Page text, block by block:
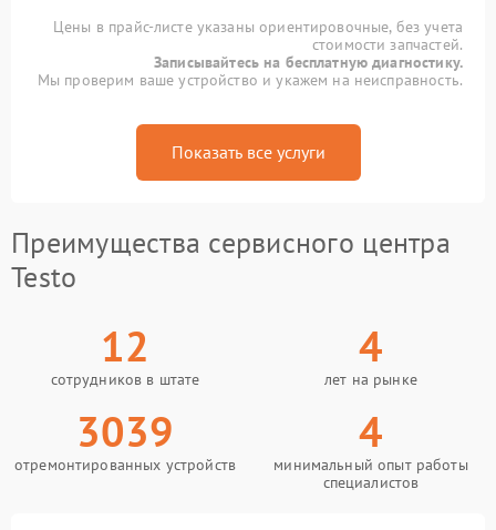
Цены в прайс-листе указаны ориентировочные, без учета
стоимости запчастей.
Записывайтесь на бесплатную диагностику.
Мы проверим ваше устройство и укажем на неисправность.
Показать все услуги
Преимущества сервисного центра
Testo
12
сотрудников в штате
4
лет на рынке
3039
отремонтированных устройств
4
минимальный опыт работы
специалистов